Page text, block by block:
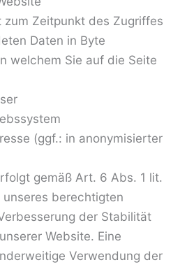
zum Zeitpunkt des Zugriffes
Daten in Byte
welchem Sie auf die Seite
(ggf.: in anonymisierter
gemäß Art. 6 Abs. 1 lit.
unseres berechtigten
der Stabilität
Website. Eine
Verwendung der